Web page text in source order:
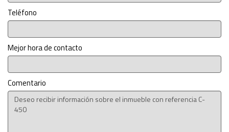
Teléfono
Mejor hora de contacto
Comentario